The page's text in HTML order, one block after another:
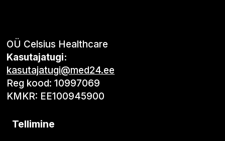
OÜ Celsius Healthcare
Kasutajatugi:
kasutajatugi@med24.ee
Reg kood: 10997069
KMKR: EE100945900
Tellimine